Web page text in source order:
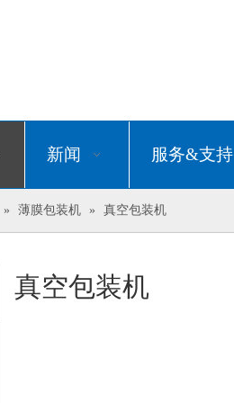
新闻 服务&支持
» 薄膜包装机 » 真空包装机
真空包装机